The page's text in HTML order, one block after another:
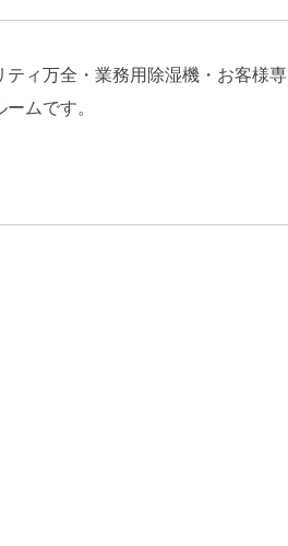
ィ万全・業務用除湿機・お客様専
ムです。